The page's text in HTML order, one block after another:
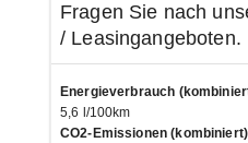
Fragen Sie nach
/ Leasingangeboten.
Energieverbrauch
5,6 l/100km
CO2-Emissionen